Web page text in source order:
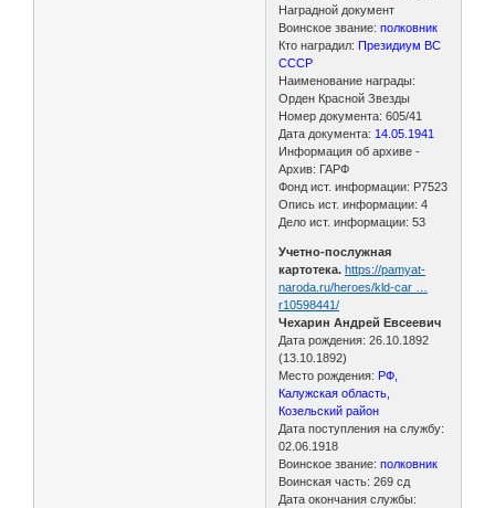
Наградной документ
Воинское звание: полковник
Кто наградил:Президиум ВС
СССР
Наименование награды:
Орден Красной Звезды
Номер документа: 605/41
Дата документа: 14.05.1941
Информация об архиве -
Архив: ГАРФ
Фонд ист. информации: Р7523
Опись ист. информации: 4
Дело ист. информации: 53
Учетно-послужная
картотека. https://pamyat-
naroda.ru/heroes/kld-car …
r10598441/
Чехарин Андрей Евсеевич
Дата рождения: 26.10.1892
(13.10.1892)
Место рождения: РФ,
Калужская область,
Козельский район
Дата поступления на службу:
02.06.1918
Воинское звание: полковник
Воинская часть: 269 сд
Дата окончания службы: